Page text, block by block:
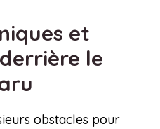
et
le
obstacles pour